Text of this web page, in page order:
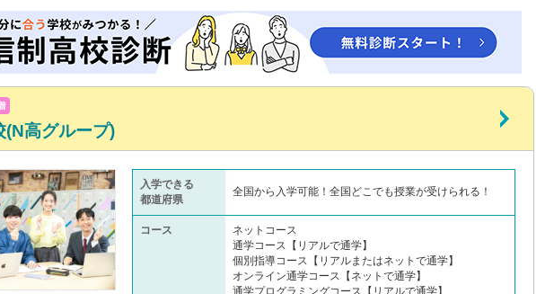
(N高グループ)
入学できる
都道府県
全国から入学可能！全国どこでも授業が受けられる！
コース
ネットコース
通学コース【リアルで通学】
個別指導コース【リアルまたはネットで通学】
オンライン通学コース【ネットで通学】
通学プログラミングコース【リアルで通学】